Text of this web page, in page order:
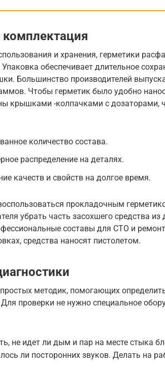
и хранения, герметики
обеспечивает длительное
Большинство производителей
Чтобы герметик было удобно
крышками -колпачками с дозаторами,
количество состава.
распределение на деталях.
качеств и свойств на долгое время.
прокладочным
убрать часть засохшего средства
составы для СТО и
средства наносят пистолетом.
простых методик, помогающих
проверки не нужно специальное
не идет ли дым и пар на месте стыка
ли посторонних звуков. Делать на